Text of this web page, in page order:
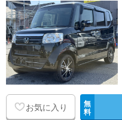
お気に入り 無
料